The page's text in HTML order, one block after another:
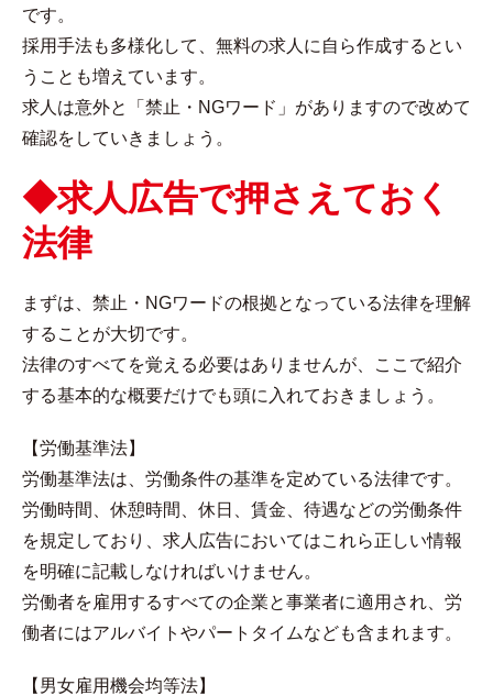
です。
採用手法も多様化して、無料の求人に自ら作成するとい
うことも増えています。
求人は意外と「禁止・NGワード」がありますので改めて
確認をしていきましょう。
◆求人広告で押さえておく
法律
まずは、禁止・NGワードの根拠となっている法律を理解
することが大切です。
法律のすべてを覚える必要はありませんが、ここで紹介
する基本的な概要だけでも頭に入れておきましょう。
【労働基準法】
労働基準法は、労働条件の基準を定めている法律です。
労働時間、休憩時間、休日、賃金、待遇などの労働条件
を規定しており、求人広告においてはこれら正しい情報
を明確に記載しなければいけません。
労働者を雇用するすべての企業と事業者に適用され、労
働者にはアルバイトやパートタイムなども含まれます。
【男女雇用機会均等法】